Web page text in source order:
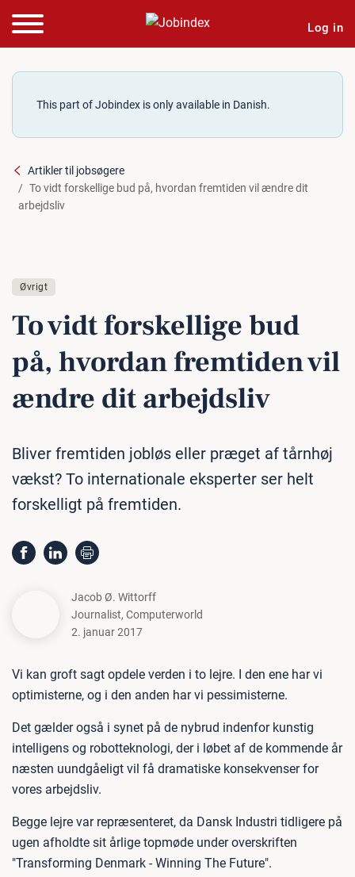
Log in
This part of Jobindex is only available in Danish.
Artikler til jobsøgere
To vidt forskellige bud på, hvordan fremtiden vil ændre dit
arbejdsliv
Øvrigt
To vidt for­skel­li­ge bud
på, hvordan fremtiden vil
ændre dit ar­bejds­liv
Bliver fremtiden jobløs eller præget af tårnhøj
vækst? To internationale eksperter ser helt
forskelligt på fremtiden.
Jacob Ø. Wittorff
Journalist, Computerworld
2. januar 2017
Vi kan groft sagt opdele verden i to lejre. I den ene har vi
optimisterne, og i den anden har vi pessimisterne.
Det gælder også i synet på de nybrud indenfor kunstig
intelligens og robotteknologi, der i løbet af de kommende år
næsten uundgåeligt vil få dramatiske konsekvenser for
vores arbejdsliv.
Begge lejre var repræsenteret, da Dansk Industri tidligere på
ugen afholdte sit årlige topmøde under overskriften
"Transforming Denmark - Winning The Future".